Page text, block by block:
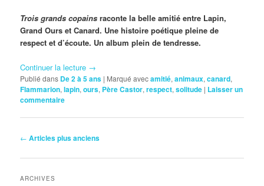
Trois grands copains raconte la belle amitié entre Lapin,
Grand Ours et Canard. Une histoire poétique pleine de
respect et d’écoute. Un album plein de tendresse.
Continuer la lecture →
Publié dans De 2 à 5 ans | Marqué avecamitié,animaux,canard,
Flammarion,lapin,ours, Père Castor,respect,solitude | Laisser un
commentaire
Navigation
articles
← Articles plus anciens
ARCHIVES